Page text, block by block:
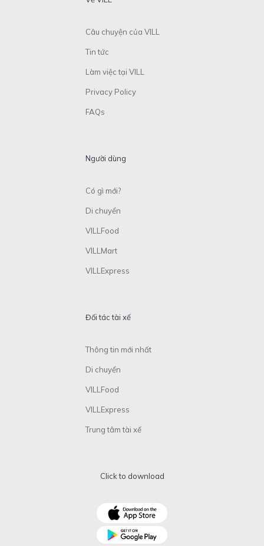
Câu chuyện của VILL
Tin tức
Làm việc tại VILL
Privacy Policy
FAQs
Người dùng
Có gì mới?
Di chuyển
VILLFood
VILLMart
VILLExpress
Đối tác tài xế
Thông tin mới nhất
Di chuyển
VILLFood
VILLExpress
Trung tâm tài xế
Click to download